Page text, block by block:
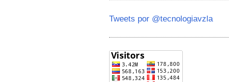
Tweets por @tecnologiavzla